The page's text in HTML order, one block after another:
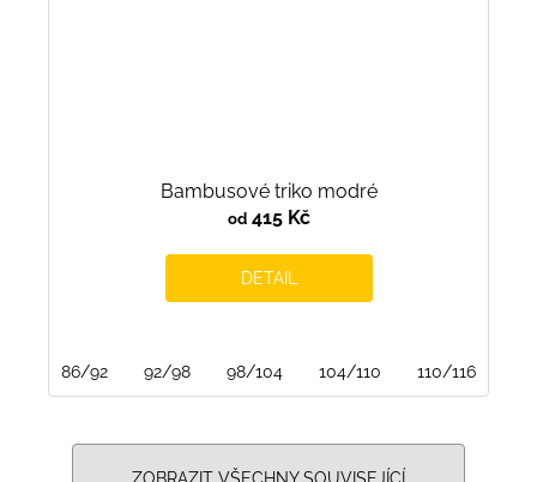
Bambusové triko modré
od415 Kč
DETAIL
86/92 92/98 98/104 104/110 110/116